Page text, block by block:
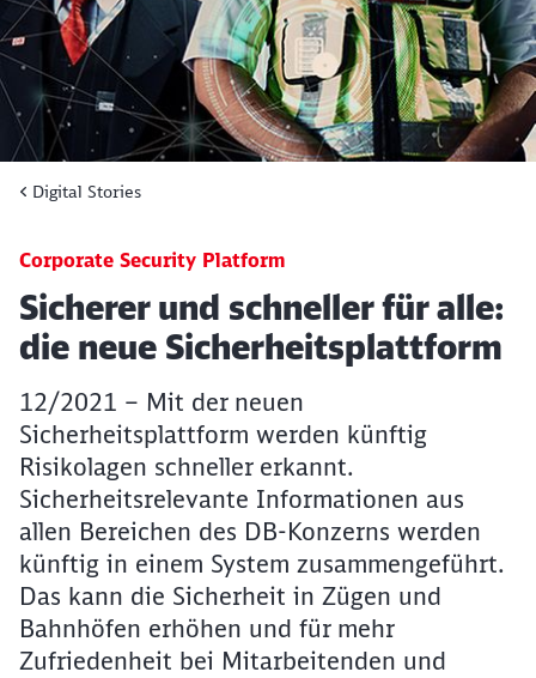
Digital Stories
Corporate Security Platform
Artikel:
Sicherer und schneller für alle:
die neue Sicherheitsplattform
12/2021 – Mit der neuen
Sicherheitsplattform werden künftig
Risikolagen schneller erkannt.
Sicherheitsrelevante Informationen aus
allen Bereichen des DB-Konzerns werden
künftig in einem System zusammengeführt.
Das kann die Sicherheit in Zügen und
Bahnhöfen erhöhen und für mehr
Zufriedenheit bei Mitarbeitenden und